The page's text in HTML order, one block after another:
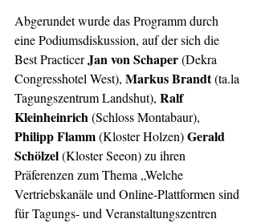
Abgerundet wurde das Programm durch
eine Podiumsdiskussion, auf der sich die
Best Practicer Jan von Schaper (Dekra
Congresshotel West), Markus Brandt (ta.la
Tagungszentrum Landshut), Ralf
Kleinheinrich (Schloss Montabaur),
Philipp Flamm (Kloster Holzen) Gerald
Schölzel (Kloster Seeon) zu ihren
Präferenzen zum Thema „Welche
Vertriebskanäle und Online-Plattformen sind
für Tagungs- und Veranstaltungszentren